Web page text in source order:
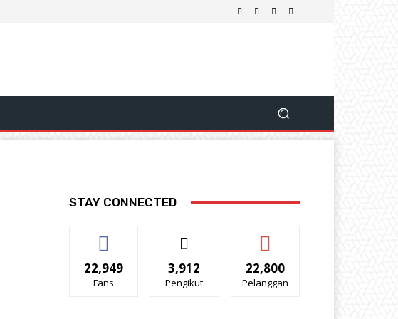
STAY CONNECTED
22,949
Fans
3,912
Pengikut
22,800
Pelanggan